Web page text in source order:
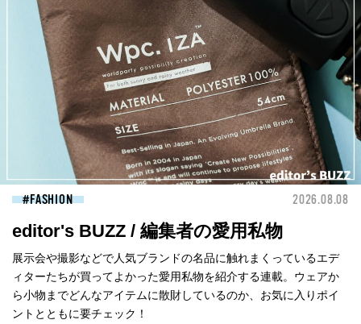
FASHION 2026.08.08
editor's BUZZ / 編集者の愛用私物
展示会や撮影などで人気ブランドの名品に触れまくっているエデ
ィターたちが買ってよかった愛用私物を紹介する連載。ウェアか
ら小物までどんなアイテムに散財しているのか、お気に入りポイ
ントとともに要チェック！